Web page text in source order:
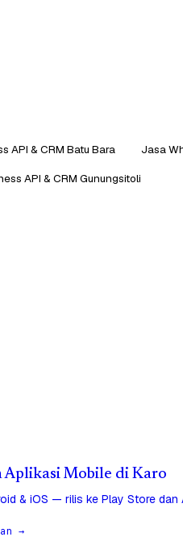
API & CRM Batu Bara
Jasa
API & CRM Gunungsitoli
Aplikasi Mobile di Karo
& iOS — rilis ke Play Store
→